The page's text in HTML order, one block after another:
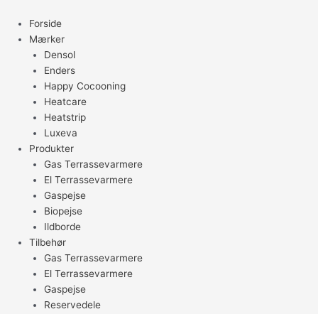
indholdet
Forside
Mærker
Densol
Enders
Happy Cocooning
Heatcare
Heatstrip
Luxeva
Produkter
Gas Terrassevarmere
El Terrassevarmere
Gaspejse
Biopejse
Ildborde
Tilbehør
Gas Terrassevarmere
El Terrassevarmere
Gaspejse
Reservedele